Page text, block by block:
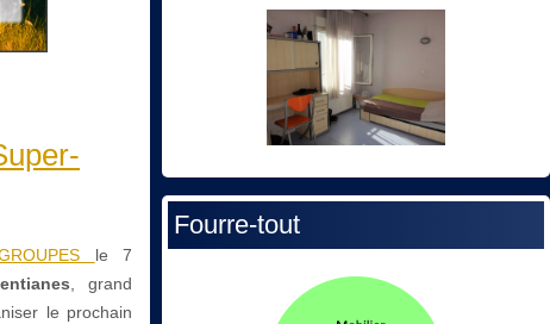
le 7
, grand
le prochain
Fourre-tout